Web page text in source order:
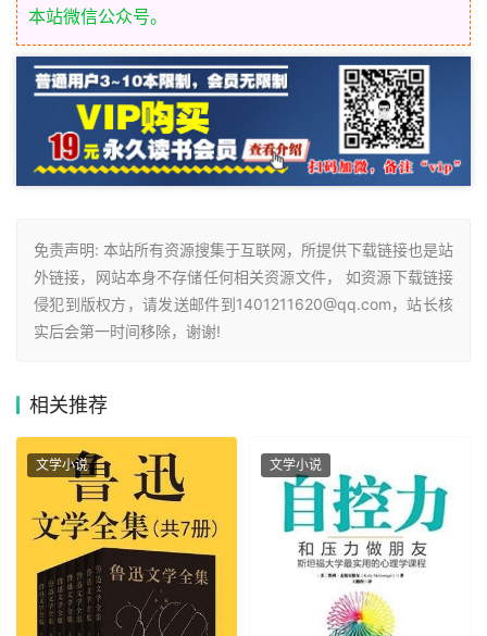
本站微信公众号。
免责声明: 本站所有资源搜集于互联网，所提供下载链接也是站
外链接，网站本身不存储任何相关资源文件， 如资源下载链接
侵犯到版权方，请发送邮件到1401211620@qq.com，站长核
实后会第一时间移除，谢谢!
相关推荐
文学小说 文学小说